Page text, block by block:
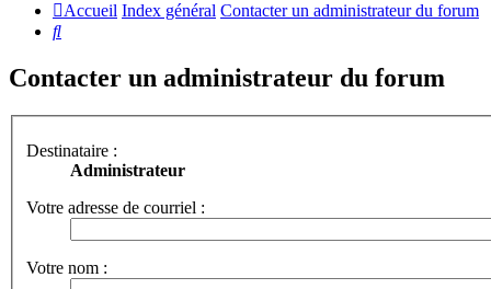
Accueil Index général Contacter un administrateur du forum
Rechercher
Contacter un administrateur du forum
Destinataire :
Administrateur
Votre adresse de courriel :
Votre nom :